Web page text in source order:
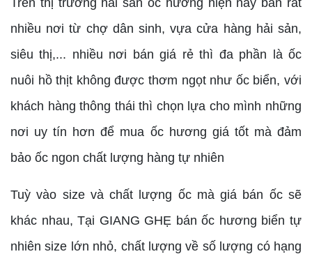
nhiều nơi từ chợ dân sinh, vựa cửa hàng hải sản,
siêu thị,... nhiều nơi bán giá rẻ thì đa phần là ốc
nuôi hồ thịt không được thơm ngọt như ốc biển, với
khách hàng thông thái thì chọn lựa cho mình những
nơi uy tín hơn để mua ốc hương giá tốt mà đảm
bảo ốc ngon chất lượng hàng tự nhiên
Tuỳ vào size và chất lượng ốc mà giá bán ốc sẽ
khác nhau, Tại GIANG GHẸ bán ốc hương biển tự
nhiên size lớn nhỏ, chất lượng về số lượng có hạng